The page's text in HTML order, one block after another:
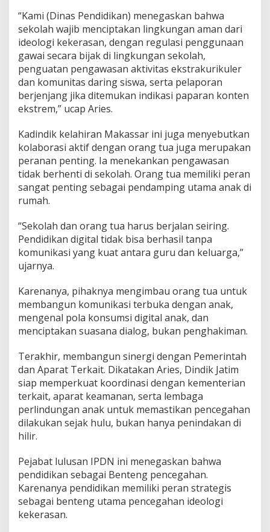
“Kami (Dinas Pendidikan) menegaskan bahwa
sekolah wajib menciptakan lingkungan aman dari
ideologi kekerasan, dengan regulasi penggunaan
gawai secara bijak di lingkungan sekolah,
penguatan pengawasan aktivitas ekstrakurikuler
dan komunitas daring siswa, serta pelaporan
berjenjang jika ditemukan indikasi paparan konten
ekstrem,” ucap Aries.
Kadindik kelahiran Makassar ini juga menyebutkan
kolaborasi aktif dengan orang tua juga merupakan
peranan penting. Ia menekankan pengawasan
tidak berhenti di sekolah. Orang tua memiliki peran
sangat penting sebagai pendamping utama anak di
rumah.
“Sekolah dan orang tua harus berjalan seiring.
Pendidikan digital tidak bisa berhasil tanpa
komunikasi yang kuat antara guru dan keluarga,”
ujarnya.
Karenanya, pihaknya mengimbau orang tua untuk
membangun komunikasi terbuka dengan anak,
mengenal pola konsumsi digital anak, dan
menciptakan suasana dialog, bukan penghakiman.
Terakhir, membangun sinergi dengan Pemerintah
dan Aparat Terkait. Dikatakan Aries, Dindik Jatim
siap memperkuat koordinasi dengan kementerian
terkait, aparat keamanan, serta lembaga
perlindungan anak untuk memastikan pencegahan
dilakukan sejak hulu, bukan hanya penindakan di
hilir.
Pejabat lulusan IPDN ini menegaskan bahwa
pendidikan sebagai Benteng pencegahan.
Karenanya pendidikan memiliki peran strategis
sebagai benteng utama pencegahan ideologi
kekerasan.